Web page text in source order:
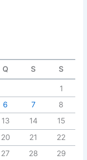
Q S S
1
6 7
8
13 14
15
20 21
22
27 28
29